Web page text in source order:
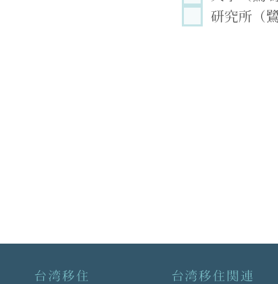
研究所（
台湾移住 台湾移住関連